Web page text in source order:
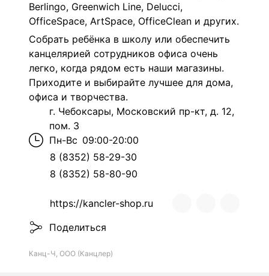
Berlingo, Greenwich Line, Delucci,
OfficeSpace, ArtSpace, OfficeClean и других.
Собрать ребёнка в школу или обеспечить
канцелярией сотрудников офиса очень
легко, когда рядом есть наши магазины.
Приходите и выбирайте лучшее для дома,
офиса и творчества.
г. Чебоксары, Московский пр-кт, д. 12,
пом. 3
Пн-Вс 09:00-20:00
8 (8352) 58-29-30
8 (8352) 58-80-90
https://kancler-shop.ru
Поделиться
Канц-Ч, ООО (Канцлер)